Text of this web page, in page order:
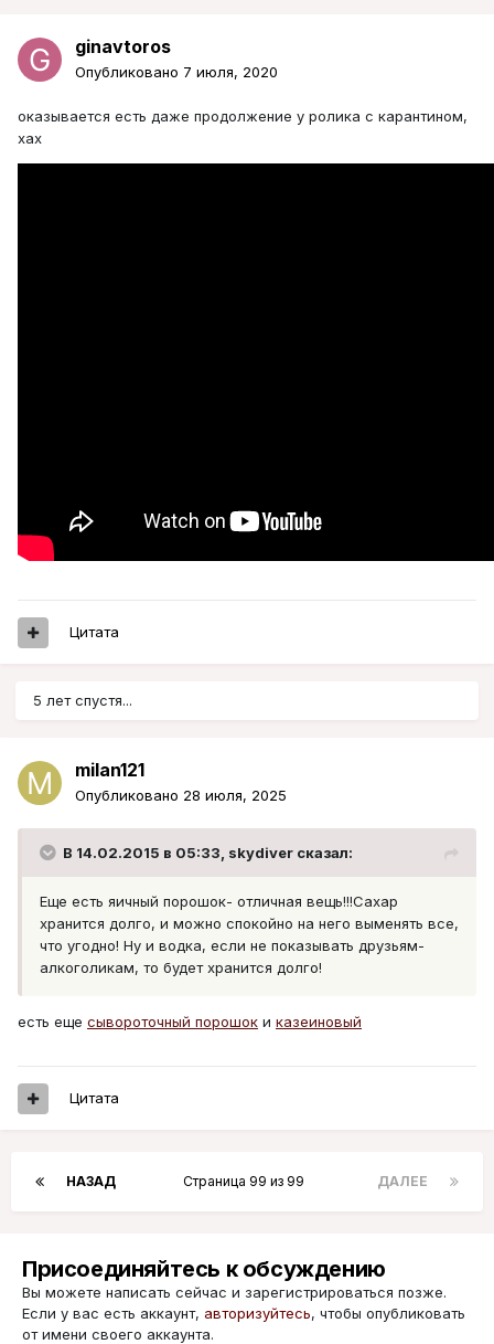
ginavtoros
Опубликовано 7 июля, 2020
оказывается есть даже продолжение у ролика с карантином,
хах
Цитата
5 лет спустя...
milan121
Опубликовано 28 июля, 2025
В 14.02.2015 в 05:33, skydiver сказал:
Еще есть яичный порошок- отличная вещь!!!Сахар
хранится долго, и можно спокойно на него выменять все,
что угодно! Ну и водка, если не показывать друзьям-
алкоголикам, то будет хранится долго!
есть еще сывороточный порошок и казеиновый
Цитата
НАЗАД ДАЛЕЕ
Страница 99 из 99
Присоединяйтесь к обсуждению
Вы можете написать сейчас и зарегистрироваться позже.
Если у вас есть аккаунт, авторизуйтесь, чтобы опубликовать
от имени своего аккаунта.